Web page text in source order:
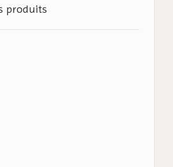
produits